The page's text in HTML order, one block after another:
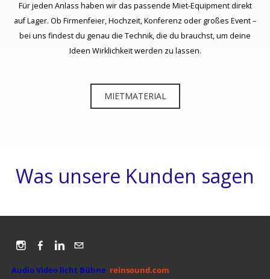
Für jeden Anlass haben wir das passende Miet-Equipment direkt
auf Lager. Ob Firmenfeier, Hochzeit, Konferenz oder großes Event –
bei uns findest du genau die Technik, die du brauchst, um deine
Ideen Wirklichkeit werden zu lassen.
MIETMATERIAL
Was unsere Kunden sagen
Audio Video licht Bühne reinsound.com